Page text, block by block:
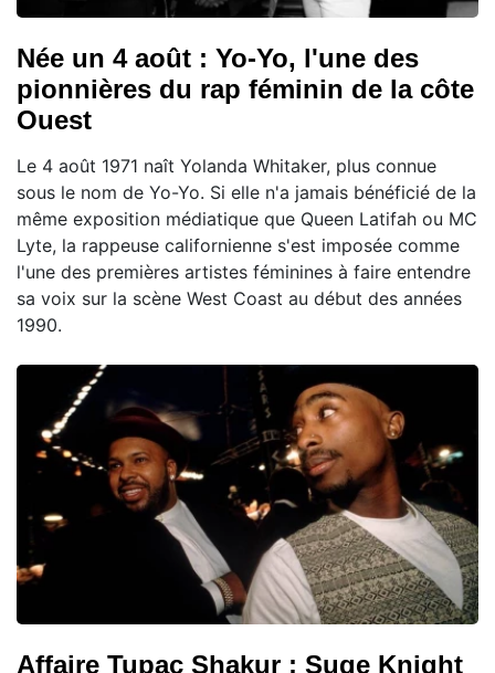
Née un 4 août : Yo-Yo, l'une des
pionnières du rap féminin de la côte
Ouest
Le 4 août 1971 naît Yolanda Whitaker, plus connue
sous le nom de Yo-Yo. Si elle n'a jamais bénéficié de la
même exposition médiatique que Queen Latifah ou MC
Lyte, la rappeuse californienne s'est imposée comme
l'une des premières artistes féminines à faire entendre
sa voix sur la scène West Coast au début des années
1990.
Affaire Tupac Shakur : Suge Knight